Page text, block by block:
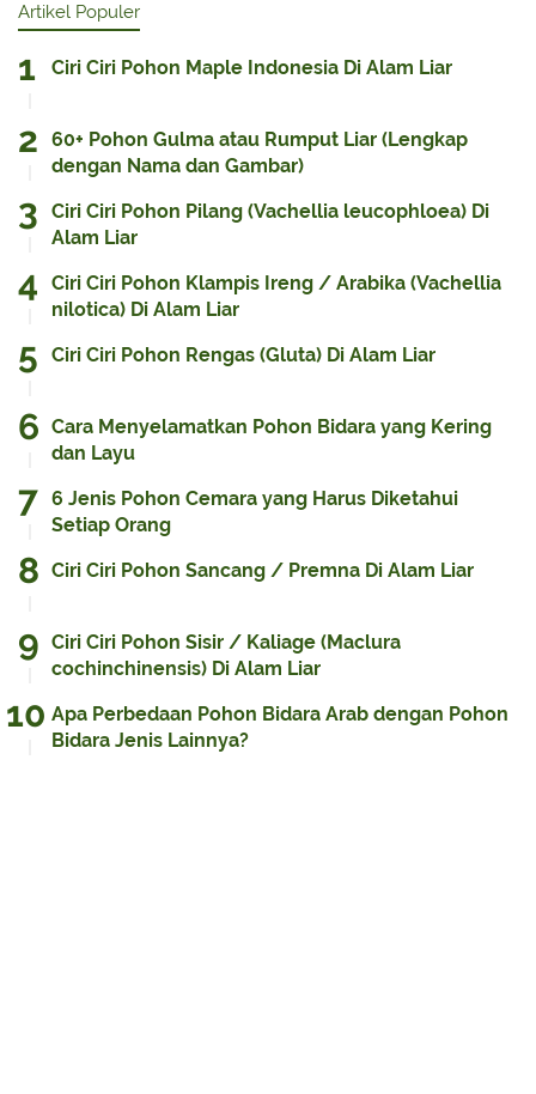
Artikel Populer
Ciri Ciri Pohon Maple Indonesia Di Alam Liar
60+ Pohon Gulma atau Rumput Liar (Lengkap
dengan Nama dan Gambar)
Ciri Ciri Pohon Pilang (Vachellia leucophloea) Di
Alam Liar
Ciri Ciri Pohon Klampis Ireng / Arabika (Vachellia
nilotica) Di Alam Liar
Ciri Ciri Pohon Rengas (Gluta) Di Alam Liar
Cara Menyelamatkan Pohon Bidara yang Kering
dan Layu
6 Jenis Pohon Cemara yang Harus Diketahui
Setiap Orang
Ciri Ciri Pohon Sancang / Premna Di Alam Liar
Ciri Ciri Pohon Sisir / Kaliage (Maclura
cochinchinensis) Di Alam Liar
Apa Perbedaan Pohon Bidara Arab dengan Pohon
Bidara Jenis Lainnya?